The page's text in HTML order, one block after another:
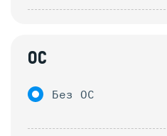
ОС
Без ОС